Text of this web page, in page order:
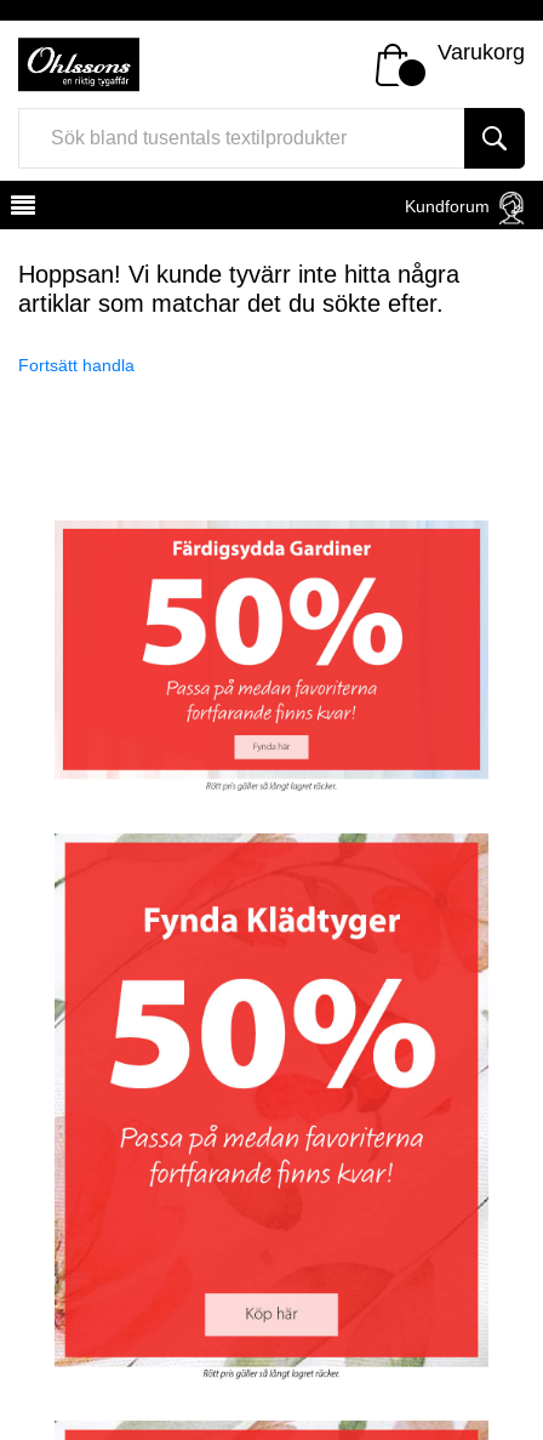
Varukorg
Kundforum
Hoppsan! Vi kunde tyvärr inte hitta några
artiklar som matchar det du sökte efter.
Fortsätt handla